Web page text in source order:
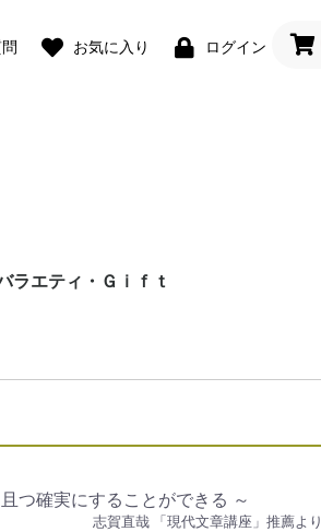
お気に入り ログイン
ラエティ・Ｇｉｆｔ
つ確実にすることができる ～
志賀直哉 「現代文章講座」推薦より